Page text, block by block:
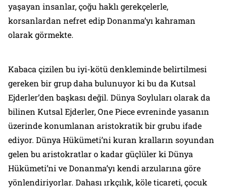
yaşayan insanlar, çoğu haklı gerekçelerle,
korsanlardan nefret edip Donanma’yı kahraman
olarak görmekte.
Kabaca çizilen bu iyi-kötü denkleminde belirtilmesi
gereken bir grup daha bulunuyor ki bu da Kutsal
Ejderler’den başkası değil. Dünya Soyluları olarak da
bilinen Kutsal Ejderler, One Piece evreninde yasanın
üzerinde konumlanan aristokratik bir grubu ifade
ediyor. Dünya Hükümeti’ni kuran kralların soyundan
gelen bu aristokratlar o kadar güçlüler ki Dünya
Hükümeti’ni ve Donanma’yı kendi arzularına göre
yönlendiriyorlar. Dahası ırkçılık, köle ticareti, çocuk